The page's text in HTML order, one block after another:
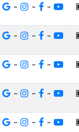
- - -
- - -
- - -
- - -
- - -